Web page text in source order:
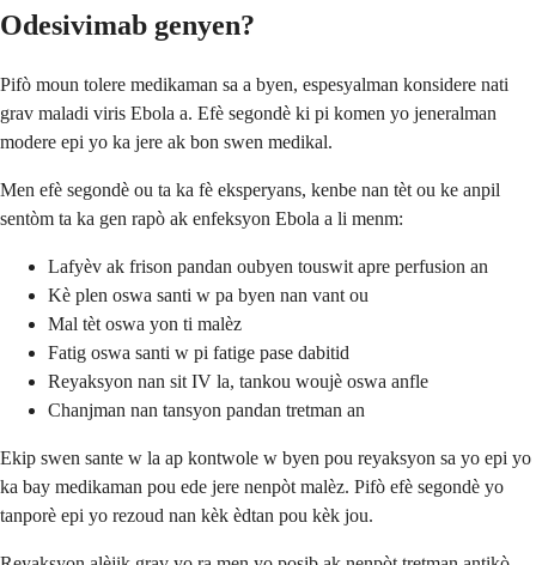
Odesivimab genyen?
Pifò moun tolere medikaman sa a byen, espesyalman konsidere nati
grav maladi viris Ebola a. Efè segondè ki pi komen yo jeneralman
modere epi yo ka jere ak bon swen medikal.
Men efè segondè ou ta ka fè eksperyans, kenbe nan tèt ou ke anpil
sentòm ta ka gen rapò ak enfeksyon Ebola a li menm:
Lafyèv ak frison pandan oubyen touswit apre perfusion an
Kè plen oswa santi w pa byen nan vant ou
Mal tèt oswa yon ti malèz
Fatig oswa santi w pi fatige pase dabitid
Reyaksyon nan sit IV la, tankou woujè oswa anfle
Chanjman nan tansyon pandan tretman an
Ekip swen sante w la ap kontwole w byen pou reyaksyon sa yo epi yo
ka bay medikaman pou ede jere nenpòt malèz. Pifò efè segondè yo
tanporè epi yo rezoud nan kèk èdtan pou kèk jou.